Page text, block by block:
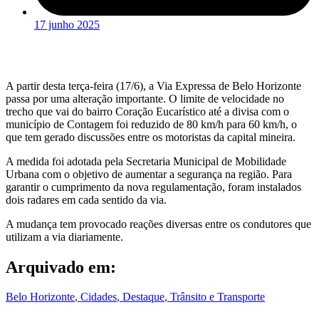
17 junho 2025
A partir desta terça-feira (17/6), a Via Expressa de Belo Horizonte
passa por uma alteração importante. O limite de velocidade no
trecho que vai do bairro Coração Eucarístico até a divisa com o
município de Contagem foi reduzido de 80 km/h para 60 km/h, o
que tem gerado discussões entre os motoristas da capital mineira.
A medida foi adotada pela Secretaria Municipal de Mobilidade
Urbana com o objetivo de aumentar a segurança na região. Para
garantir o cumprimento da nova regulamentação, foram instalados
dois radares em cada sentido da via.
A mudança tem provocado reações diversas entre os condutores que
utilizam a via diariamente.
Arquivado em:
Belo Horizonte, Cidades, Destaque, Trânsito e Transporte